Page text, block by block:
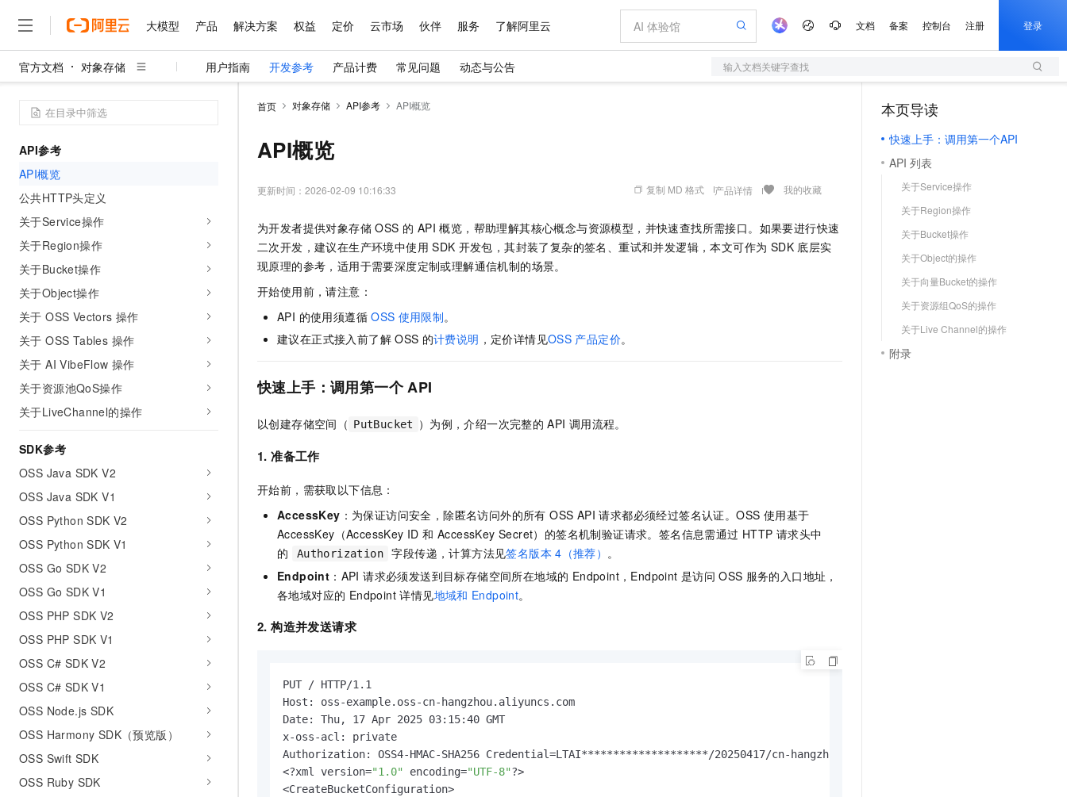
大模型 产品 解决方案 权益 定价 云市场 伙伴 服务 了解阿里云 文档 备案 控制台 注册 登录
官方文档 对象存储 用户指南 开发参考 产品计费 常见问题 动态与公告 输入文档关键字查找
API参考
API概览
公共HTTP头定义
关于Service操作
关于Region操作
关于Bucket操作
关于Object操作
关于 OSS Vectors 操作
关于 OSS Tables 操作
关于 AI VibeFlow 操作
关于资源池QoS操作
关于LiveChannel的操作
SDK参考
OSS Java SDK V2
OSS Java SDK V1
OSS Python SDK V2
OSS Python SDK V1
OSS Go SDK V2
OSS Go SDK V1
OSS PHP SDK V2
OSS PHP SDK V1
OSS C# SDK V2
OSS C# SDK V1
OSS Node.js SDK
OSS Harmony SDK（预览版）
OSS Swift SDK
OSS Ruby SDK
首页 对象存储 API参考 API概览
API概览
更新时间： 2026-02-09 10:16:33 复制 MD 格式 产品详情 我的收藏
为开发者提供对象存储 OSS 的 API 概览，帮助理解其核心概念与资源模型，并快速查找所需接口。如果要进行快速
二次开发，建议在生产环境中使用 SDK 开发包，其封装了复杂的签名、重试和并发逻辑，本文可作为 SDK 底层实
现原理的参考，适用于需要深度定制或理解通信机制的场景。
开始使用前，请注意：
API 的使用须遵循 OSS 使用限制。
建议在正式接入前了解 OSS 的计费说明 ，定价详情见OSS 产品定价。
快速上手：调用第一个 API
以创建存储空间（ PutBucket ）为例，介绍一次完整的 API 调用流程。
1. 准备工作
开始前，需获取以下信息：
AccessKey ：为保证访问安全，除匿名访问外的所有 OSS API 请求都必须经过签名认证。OSS 使用基于
AccessKey（AccessKey ID 和 AccessKey Secret）的签名机制验证请求。签名信息需通过 HTTP 请求头中
的
Authorization 字段传递，计算方法见签名版本 4（推荐） 。
Endpoint ：API 请求必须发送到目标存储空间所在地域的 Endpoint，Endpoint 是访问 OSS 服务的入口地址，
各地域对应的 Endpoint 详情见地域和 Endpoint。
2. 构造并发送请求
PUT / HTTP/1.1
Host: oss-example.oss-cn-hangzhou.aliyuncs.com
Date: Thu, 17 Apr 2025 03:15:40 GMT
x-oss-acl: private
Authorization: OSS4-HMAC-SHA256 Credential=LTAI********************/20250417/cn-hangzhou/oss/
<?xml version="1.0" encoding="UTF-8"?>
<CreateBucketConfiguration>
本页导读
快速上手：调用第一个API
API 列表
关于Service操作
关于Region操作
关于Bucket操作
关于Object的操作
关于向量Bucket的操作
关于资源组QoS的操作
关于Live Channel的操作
附录
大模型
千问AI平台
Qwen3.8-Max HOT
智能体时代全能旗舰模型
Qwen3.7-Plus
能看、能想、能动手的多模态智能体模型
Qwen3-VL-Plus
Kimi-K3 NEW
Kimi 最新旗舰模型，长程编程与推理利器
GLM-5.2
HappyHorse-1.1-T2V
语音识别与合成
大模型服务
千问AI平台-Token Plan
千问AI平台-模型体验
在线体验全尺寸、多种模态的模型效果
Happy 系列大模型
新一代 AI 视频生成模型，深度适配广告营销等场景
AI 应用构建
大模型服务平台百炼-智能体
灵活可视化地构建企业级 Agent
人工智能平台 PAI
AI Native 的算法工程平台，一站式完成建模、训练、推理服务部署
万有无界
云端极速 AI 应用创作平台
大模型解决方案
10 分钟在聊天系统中增加一个 AI 助手 即刻拥有 DeepSeek-R1 满血版
产品
精选产品
计算
容器
网络与CDN
安全
中间件
大数据计算
媒体服务
域名与网站
终端用户计算
开发工具
迁移与运维管理
专有云
精选产品
大模型服务与应用平台
多元化、高性能、安全可靠的大模型服务
无影云电脑
随时随地安全接入的云上超级电脑
云解析DNS
云原生大数据计算服务 MaxCompute
面向分析的企业级SaaS模式云数据仓库
人工智能平台 PAI 大模型
一站式AI开发、训练和推理服务
Qoder CN
容器服务 Kubernetes 版 ACK
提供一站式管理容器应用的 K8s 服务
全托管，含MySQL、PostgreSQL、SQL Server、MariaDB多引擎
Qoder
面向真实软件的智能体编程平台
轻量应用服务器
快速构建应用程序和网站，即刻迈出上云第一步
数字证书管理服务（原SSL证书）
实现全站HTTPS，呈现可信的WEB访问
大数据开发治理平台 DataWorks
解决方案
精选解决方案
互联网应用开发
大数据
安全
网络
企业出海
政企业务
精选解决方案
上传文档即自动完成翻译和格式还原
Hermes Agent，打造自进化智能体
自主进化，持久记忆，越用越聪明
快速拥有专属 OpenClaw
5 分钟轻松部署专属 QwenPaw HOT
从聊天伙伴进化为能主动干活的本地数字员工
Claude Code + GStack 打造工程团队
一键购买专属联机服务器，轻松开启游戏
高效搭建 AI 智能体与工作流应用
通过阿里云百炼高效搭建AI应用,助力高效开发
Agency Agents：拥有专属领域专家
HappyHorse 打造一站式影视创作平台
漫剧工坊：一站式动画创作平台
快速生产连贯的高质量长漫剧
10 分钟搭建微信、支付宝小程序
高效部署网站，快速应用到小程序
权益 普惠上云
云服务器38元/年起，超值低价云产品抢先购
推荐新用户得奖励，单订单最高返9万
云工开物
高校专属算力普惠，学生认证享300元代金券
免费试用
解决方案免费试用 新老同享
最高领取价值200元试用点，立即开启云上创新
1亿+ 大模型 tokens 和 30+ 款产品免费体验
140+云产品 免费试用
产品新客免费试用，最长12个月
大模型ACA认证体验
助力企业全员 AI 认知与能力提升
AI 特惠
Token Plan 模型订阅计划 NEW
Qwen3.8-Max 首发尝鲜，限时加量 10 倍，夜间低至2折
千问办公，限时限量积分加倍
万小智 AI 建站低至 15元/月
送.CN域名，送备案服务码
AI 场景体验
从图文生成到视频创作，一键激活电商全链路生产力
AI 广告创作
图文、视频一站生成，高效打造优质广告素材
AI 活动
AI 生产力先锋
先锋实践拓展 AI 生产力的边界
飞天发布时刻
所见，即是所愿
从基础到进阶，Agent 创客手把手教你
覆盖90%+业务场景，专享组合折扣价
定价 产品定价
了解云产品的定价详情
云上成本管理
管理和优化成本
价格计算器 配置报价器
阿里云 OPC 创新助力计划
Token 补贴，五大权
益加速 OPC 成功
云市场 精选商城
多端小程序
观测云
Tuya 物联网平台阿里云版
蓝凌 OA
电子合同
Tableau 订阅
生态解决方案
行业生态解决方案
开发者生态解决方案
AI 开发和 AI 应用解决方案
数据与 API
OCR 文字识别
发票查验
快递物流查询
CRM
400电话
广告营销
基础软件
JAVA
定制建站
模板小程序
定制小程序
专业服务
伙伴 成为销售伙伴
咨询伙伴
销售伙伴合作计划
无影生态合作计划
Salesforce On Alibaba Cloud
Consulting Partner 合作计划
AI 大模型销售与服务生态合作计划
成为产品伙伴 产品伙伴合作计划
云网络合作计划
服务伙伴合作计划
Al MaaS 服务伙伴赋能合作
伙伴信用分合作计划
合作伙伴培训与认证
查询合作伙伴
登录合作伙伴管理后台
服务 售前咨询
自助服务
在线服务
工单服务
短信专区
企业增值服务
企业成长
服务实践
阿里云认证
信息公告
官网公告
开发者社区
了解阿里云 为什么选择阿里云
技术领先
分析师报告
研究报告与白皮书
天池大赛
AI 算法大赛
最佳实践
看见新力量
金融模力时刻
市场活动
魔搭 ModelScope
加入我们